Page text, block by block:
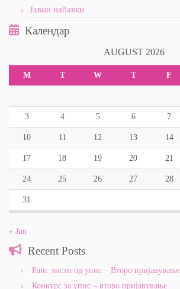
Јавни набавки
Календар
AUGUST 2026
M T W T F
3 4 5 6 7
10 11 12 13 14
17 18 19 20 21
24 25 26 27 28
31
« Jun
Recent Posts
Ранг листи од упис – Второ пријавување
Конкурс за упис – второ пријавување